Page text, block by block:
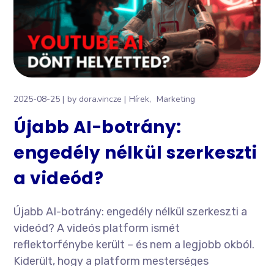
2025-08-25 by dora.vincze Hírek Marketing
Újabb AI-botrány:
engedély nélkül szerkeszti
a videód?
Újabb AI-botrány: engedély nélkül szerkeszti a
videód? A videós platform ismét
reflektorfénybe került – és nem a legjobb okból.
Kiderült, hogy a platform mesterséges